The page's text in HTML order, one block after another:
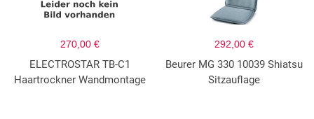
270,00 €
ELECTROSTAR TB-C1
Haartrockner Wandmontage
292,00 €
Beurer MG 330 10039 Shiatsu
Sitzauflage